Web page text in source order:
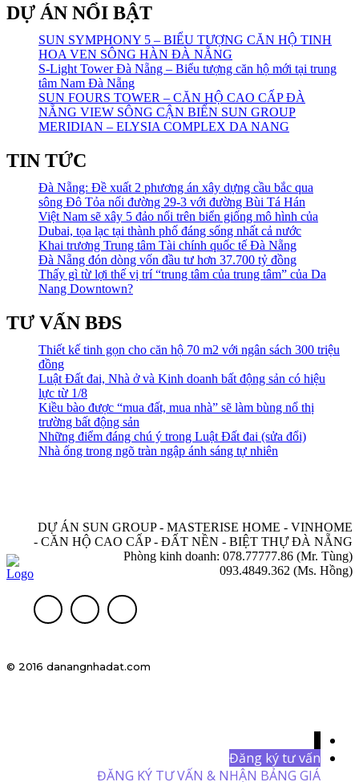
DỰ ÁN NỔI BẬT
SUN SYMPHONY 5 – BIỂU TƯỢNG CĂN HỘ TINH
HOA VEN SÔNG HÀN ĐÀ NẴNG
S-Light Tower Đà Nẵng – Biểu tượng căn hộ mới tại trung
tâm Nam Đà Nẵng
SUN FOURS TOWER – CĂN HỘ CAO CẤP ĐÀ
NẴNG VIEW SÔNG CẬN BIỂN SUN GROUP
MERIDIAN – ELYSIA COMPLEX DA NANG
TIN TỨC
Đà Nẵng: Đề xuất 2 phương án xây dựng cầu bắc qua
sông Đô Tỏa nối đường 29-3 với đường Bùi Tá Hán
Việt Nam sẽ xây 5 đảo nổi trên biển giống mô hình của
Dubai, tọa lạc tại thành phố đáng sống nhất cả nước
Khai trương Trung tâm Tài chính quốc tế Đà Nẵng
Đà Nẵng đón dòng vốn đầu tư hơn 37.700 tỷ đồng
Thấy gì từ lợi thế vị trí “trung tâm của trung tâm” của Da
Nang Downtown?
TƯ VẤN BĐS
Thiết kế tinh gọn cho căn hộ 70 m2 với ngân sách 300 triệu
đồng
Luật Đất đai, Nhà ở và Kinh doanh bất động sản có hiệu
lực từ 1/8
Kiều bào được “mua đất, mua nhà” sẽ làm bùng nổ thị
trường bất động sản
Những điểm đáng chú ý trong Luật Đất đai (sửa đổi)
Nhà ống trong ngõ tràn ngập ánh sáng tự nhiên
DỰ ÁN SUN GROUP - MASTERISE HOME - VINHOME
- CĂN HỘ CAO CẤP - ĐẤT NỀN - BIỆT THỰ ĐÀ NẴNG
Phòng kinh doanh: 078.77777.86 (Mr. Tùng)
093.4849.362 (Ms. Hồng)
© 2016 danangnhadat.com
Đăng ký tư vấn
ĐĂNG KÝ TƯ VẤN & NHẬN BẢNG GIÁ